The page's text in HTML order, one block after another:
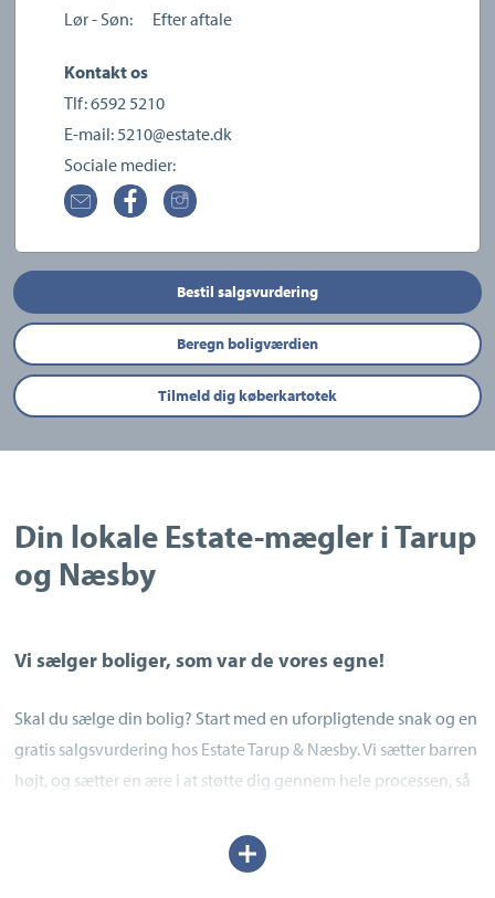
Lør - Søn:
Efter aftale
Kontakt os
Tlf:6592 5210
E-mail:5210@estate.dk
Sociale medier:
Bestil salgsvurdering
Beregn boligværdien
Tilmeld dig køberkartotek
Din lokale Estate-mægler i Tarup
og Næsby
Vi sælger boliger, som var de vores egne!
Skal du sælge din bolig? Start med en uforpligtende snak og en
gratis salgsvurdering hos Estate Tarup & Næsby. Vi sætter barren
højt, og sætter en ære i at støtte dig gennem hele processen, så
Udvid/skjul